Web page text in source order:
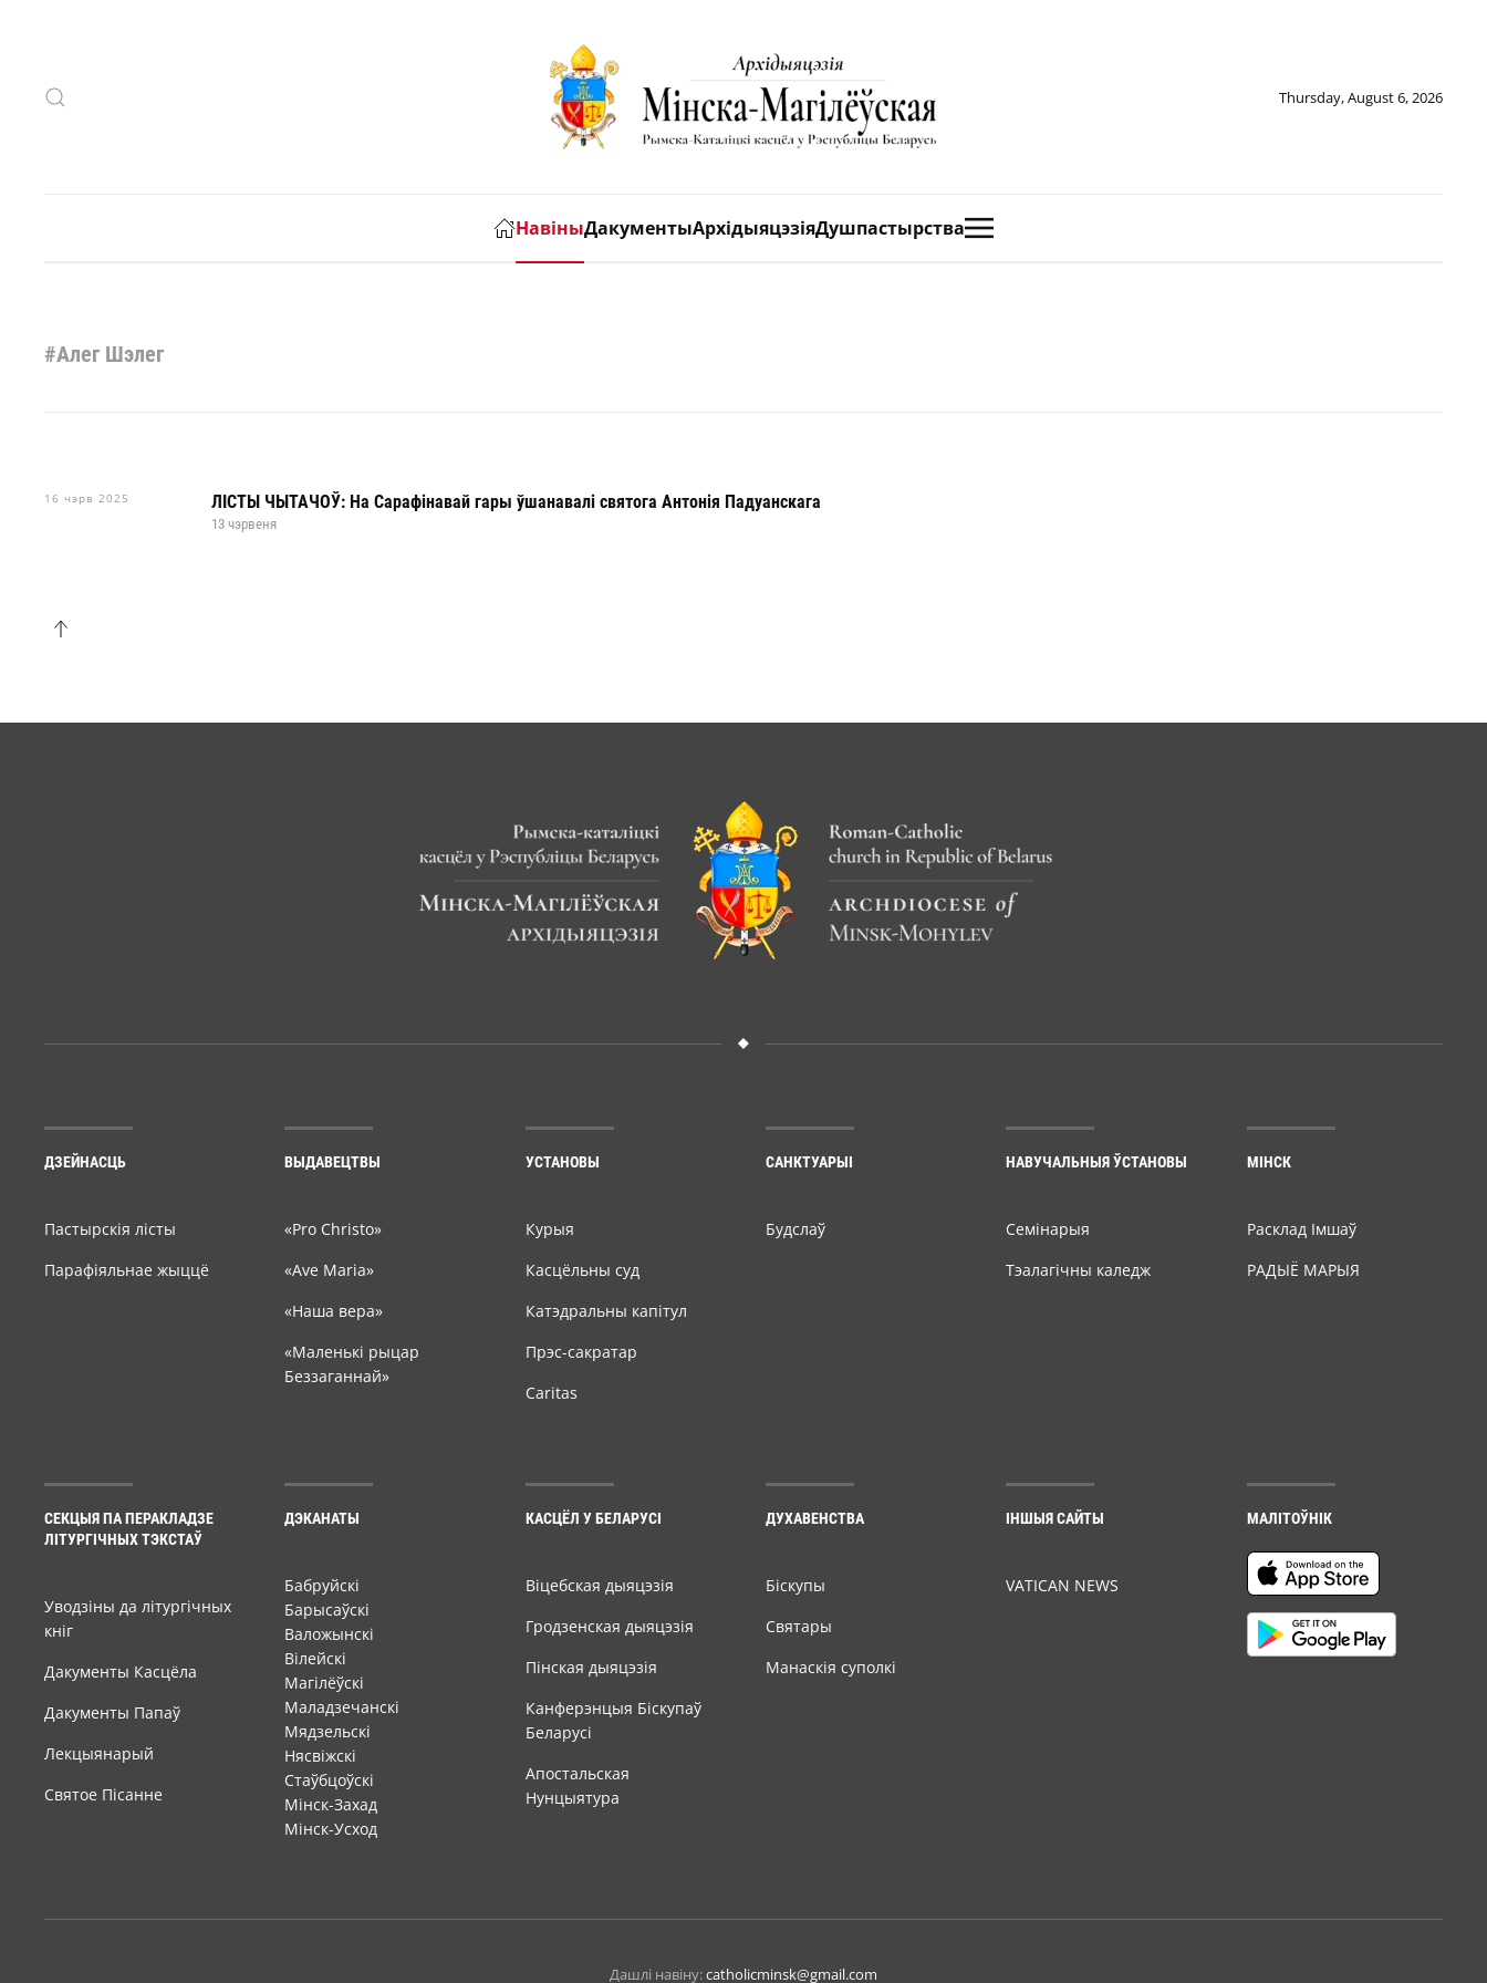
Thursday, August 6, 2026
НавіныДакументыАрхідыяцэзіяДушпастырства
#Алег Шэлег
16 чэрв 2025 ЛІСТЫ ЧЫТАЧОЎ: На Сарафінавай гары ўшанавалі святога Антонія Падуанскага
13 чэрвеня
ДЗЕЙНАСЦЬ
Пастырскія лісты
Парафіяльнае жыццё
ВЫДАВЕЦТВЫ
«Pro Christo»
«Ave Maria»
«Наша вера»
«Маленькі рыцар
Беззаганнай»
УСТАНОВЫ
Курыя
Касцёльны суд
Катэдральны капітул
Прэс-сакратар
Caritas
САНКТУАРЫІ
Будслаў
НАВУЧАЛЬНЫЯ ЎСТАНОВЫ
Семiнарыя
Тэалагічны каледж
МІНСК
Расклад Імшаў
РАДЫЁ МАРЫЯ
СЕКЦЫЯ ПА ПЕРАКЛАДЗЕ
ЛІТУРГІЧНЫХ ТЭКСТАЎ
Уводзіны да літургічных
кніг
Дакументы Касцёла
Дакументы Папаў
Лекцыянарый
Святое Пісанне
ДЭКАНАТЫ
Бабруйскі
Барысаўскі
Валожынскі
Вілейскі
Магілёўскі
Маладзечанскі
Мядзельскі
Нясвіжскі
Стаўбцоўскі
Мінск-Захад
Мінск-Усход
КАСЦЁЛ У БЕЛАРУСІ
Віцебская дыяцэзія
Гродзенская дыяцэзія
Пінская дыяцэзія
Канферэнцыя Біскупаў
Беларусі
Апостальская
Нунцыятура
ДУХАВЕНСТВА
Біскупы
Святары
Манаскія суполкі
ІНШЫЯ САЙТЫ
VATICAN NEWS
МАЛІТОЎНІК
Дашлі навіну:catholicminsk@gmail.com